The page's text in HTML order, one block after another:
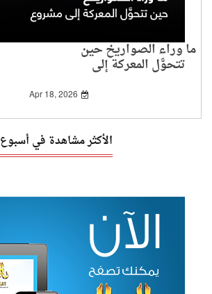
ما وراء الصواريخ حين
تتحوَّل المعركة إلى
مشروع
Apr 18, 2026
الأكثر مشاهدة في أسبوع